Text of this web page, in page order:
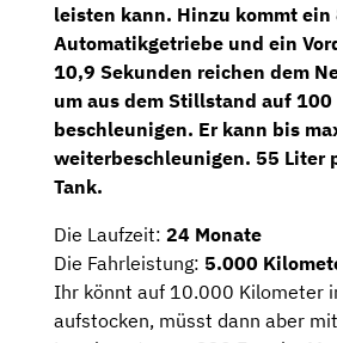
leisten kann. Hinzu kommt ein
Automatikgetriebe und ein
10,9 Sekunden reichen dem
um aus dem Stillstand auf
beschleunigen. Er kann bis
weiterbeschleunigen. 55 Liter
Tank.
Die Laufzeit: 24 Monate
Die Fahrleistung: 5.000
Ihr könnt auf 10.000 Kilometer
aufstocken, müsst dann aber